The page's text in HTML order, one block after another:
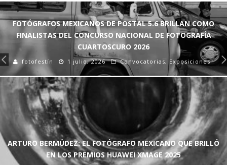
Di Martini: fotografía boudoir y empoderamiento femenino
Fotógrafos mexicanos de Postal 5.6 brillan como finalistas del Concurso Nacional de Fotografía Cuartoscuro 2026
FOTÓGRAFOS MEXICANOS DE POSTAL 5.6 BRILLAN COMO
FINALISTAS DEL CONCURSO NACIONAL DE FOTOGRAFÍA
CUARTOSCURO 2026
fotofestín 1 julio, 2026 Convocatorias, Exposiciones
ARTURO BERMÚDEZ: EL FOTÓGRAFO MEXICANO QUE BRILLÓ
EN LOS PREMIOS HUAWEI XMAGE 2025